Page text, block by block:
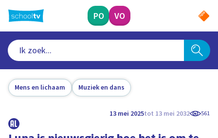
naar
hoofdinhoud
PO VO
Mens en lichaam Muziek en dans
13 mei 2025tot 13 mei 2032 561